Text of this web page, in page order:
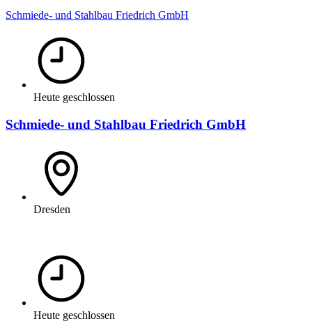
Schmiede- und Stahlbau Friedrich GmbH
Heute geschlossen
Schmiede- und Stahlbau Friedrich GmbH
Dresden
Heute geschlossen